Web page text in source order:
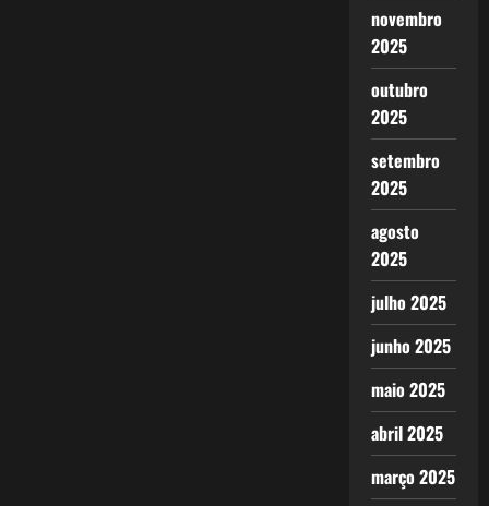
novembro
2025
outubro
2025
setembro
2025
agosto
2025
julho 2025
junho 2025
maio 2025
abril 2025
março 2025